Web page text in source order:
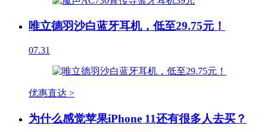
唯立德羽沙白蓝牙耳机，低至29.75元！
07.31
优惠直达 >
为什么感觉苹果iPhone 11还有很多人去买？